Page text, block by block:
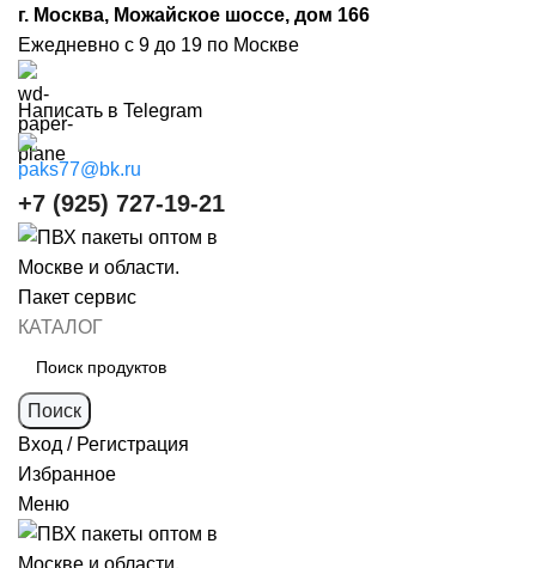
г. Москва, Можайское шоссе, дом 166
Ежедневно с 9 до 19 по Москве
Написать в Telegram
paks77@bk.ru
+7 (925) 727-19-21
КАТАЛОГ
Поиск
Вход / Регистрация
Избранное
Меню